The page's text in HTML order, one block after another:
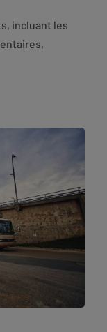
incluant les